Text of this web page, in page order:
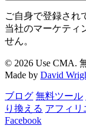
ご自身で登録され
当社のマーケティ
せん。
© 2026 Use CMA.
Made by David
ブログ 無料ツール
り換える アフィリ
Facebook